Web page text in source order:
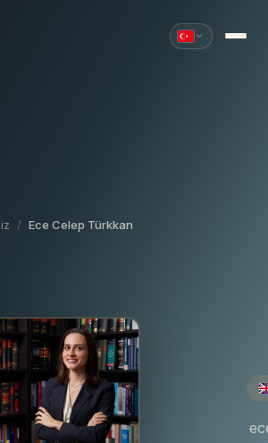
/ Ece Celep Türkkan